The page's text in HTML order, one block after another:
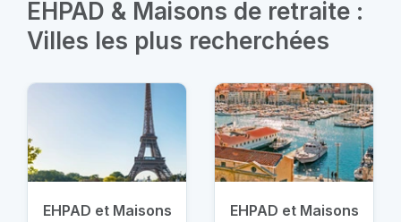
EHPAD & Maisons de retraite :
Villes les plus recherchées
EHPAD et Maisons
EHPAD et Maisons